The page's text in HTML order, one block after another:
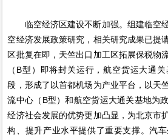
临空经济区建设不断加强。组建临空
空经济发展政策研究，相关研究成果已提
区批复在即，天竺出口加工区拓展保税物
（B型）即将封关运行，航空货运大通
段，形成了以首都机场为产业平台，以天
流中心（B型）和航空货运大通关基地为
经济社会发展的优势更加凸显，为北京市
构、提升产业水平提供了重要支撑。汽